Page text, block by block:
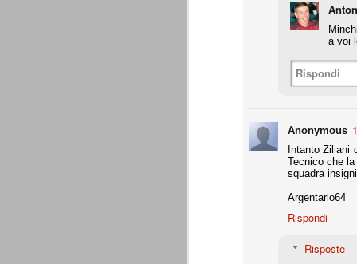
a voi
Rispondi
Anonymous
Intanto Ziliani
Tecnico che
squadra
Argentario64
Rispondi
Risposte
Ad oggi, Zaza è ancora un
dovesse venire alla Juventus,
Gabbiadini (al Napoli), finora ci hanno
per merito loro, ma per merito di quel
voler apprezzare ancora appieno
Da agosto 2012 a giugno 2015.